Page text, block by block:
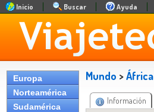
Inicio Buscar Ayuda
Europa
Norteamérica
Sudamérica
Mundo >África
Información